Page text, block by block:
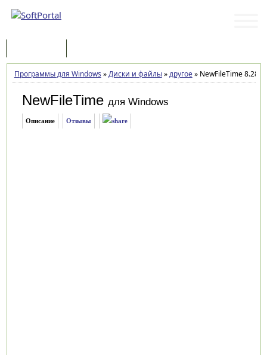
Программы для Windows »Диски и файлы»другое»NewFileTime 8.28
NewFileTime для Windows
Описание Отзывы